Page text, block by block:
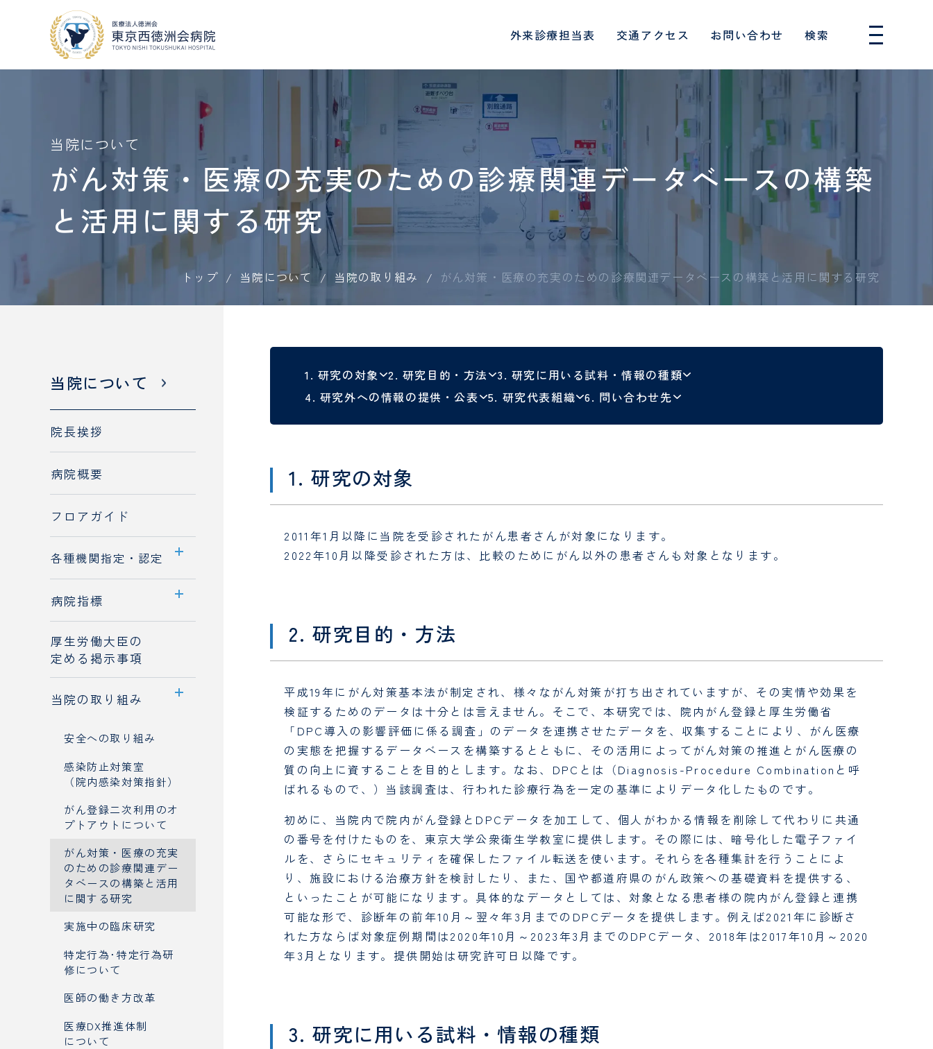
外来診療担当表 交通アクセス お問い合わせ 検索
当院について 外来・入院案内 診療科・部門 地域医療連携 人間ドック・健診 採用情報
当院について
院長挨拶 病院概要
フロアガイド
各種機関指定・認定
病院指標
厚生労働大臣の定める掲示
当院の取り組み
患者さん･ご家族といっし
ょに守る安心のための10の
患者様の権利とお願い
針
外来・入院案内
入院生活と退院について 入院される方へのお願い
入院費用・制度について
面会・お見舞いメールにつ
各種書類の申込について 患者相談窓口
ご来院される方へのお願い 受診される方へ
外来診療担当表
入院時の持ち物
診療科・部門
SECTION
総合内科
肝臓内科、糖尿病・内分泌内
科、神経内科
心臓血管センター
循環器内科、心臓血管外科
消化器内科
消化器病センター
血液浄化センター 腎臓内科
呼吸器内科
禁煙外来 睡眠呼吸障害科
乳腺腫瘍科 オンコロジーセンター
口腔センター 婦人科
小児科・発達神経
臨床試験センター 日帰り手術センター
東京西くじら訪問看護ステ
地域医療連携
COOPERATION
医療連携・地域連携室 連携医療機関一覧（医科）
連携医療機関一覧（歯科）
健康講座・イベント情報
国際医療支援室 協力対象施設
人間ドック・健診
MEDICAL CHECKUP
一日人間ドックコース DWIBSコース
はじめての人間ドック
PET/CT検診
定期検診
単独検診
オプション検査
協会けんぽ検診
特定保健指導
協会けんぽお申し込みフォ
東振協お申し込みフォーム
医療スタッフ様向け
採用情報
RECRUIT
医師 初期臨床研修医
専攻医
看護師
診療看護師
保健師
介護福祉士
看護補助者
救急救命士
薬剤師
診療放射線技師
臨床検査技師
臨床工学技士
リハビリテーション科
歯科衛生士
調理師
厨房員
事務職員
病棟クラーク（病棟事務）
研修医お問い合わせフォー
ム
当院について
がん対策・医療の充実のための診療関連データベースの構築
と活用に関する研究
トップ 当院について 当院の取り組み がん対策・医療の充実のための診療関連データベースの構築と活用に関する研究
1. 研究の対象 2. 研究目的・方法
3. 研究に用いる試料・情報の種類
4. 研究外への情報の提供・公表
5. 研究代表組織 6. 問い合わせ先
1. 研究の対象
2011年1月以降に当院を受診されたがん患者さんが対象になります。
2022年10月以降受診された方は、比較のためにがん以外の患者さんも対象となります。
2. 研究目的・方法
平成19年にがん対策基本法が制定され、様々ながん対策が打ち出されていますが、その実情や効果を
検証するためのデータは十分とは言えません。そこで、本研究では、院内がん登録と厚生労働省
「DPC導入の影響評価に係る調査」のデータを連携させたデータを、収集することにより、がん医療
の実態を把握するデータベースを構築するとともに、その活用によってがん対策の推進とがん医療の
質の向上に資することを目的とします。なお、DPCとは（Diagnosis-Procedure Combinationと呼
ばれるもので、）当該調査は、行われた診療行為を一定の基準によりデータ化したものです。
初めに、当院内で院内がん登録とDPCデータを加工して、個人がわかる情報を削除して代わりに共通
の番号を付けたものを、東京大学公衆衛生学教室に提供します。その際には、暗号化した電子ファイ
ルを、さらにセキュリティを確保したファイル転送を使います。それらを各種集計を行うことによ
り、施設における治療方針を検討したり、また、国や都道府県のがん政策への基礎資料を提供する、
といったことが可能になります。具体的なデータとしては、対象となる患者様の院内がん登録と連携
可能な形で、診断年の前年10月～翌々年3月までのDPCデータを提供します。例えば2021年に診断さ
れた方ならば対象症例期間は2020年10月～2023年3月までのDPCデータ、2018年は2017年10月～2020
年3月となります。提供開始は研究許可日以降です。
3. 研究に用いる試料・情報の種類
当院について
院長挨拶
病院概要
フロアガイド
各種機関指定・認定
主な指定・施設基準一
病院機能評価
病院指標
令和6年度 病院指標
令和5年度 病院指標
令和4年度 病院指標
令和元年度 病院指標
平成30年度 病院指標
平成28年度 病院指標
平成27年度 病院指標
厚生労働大臣の
定める掲示事項
当院の取り組み
安全への取り組み
感染防止対策室
（院内感染対策指針）
がん登録二次利用のオ
プトアウトについて
がん対策・医療の充実
のための診療関連デー
タベースの構築と活用
に関する研究
実施中の臨床研究
特定行為･特定行為研
修について
医師の働き方改革
医療DX推進体制
について